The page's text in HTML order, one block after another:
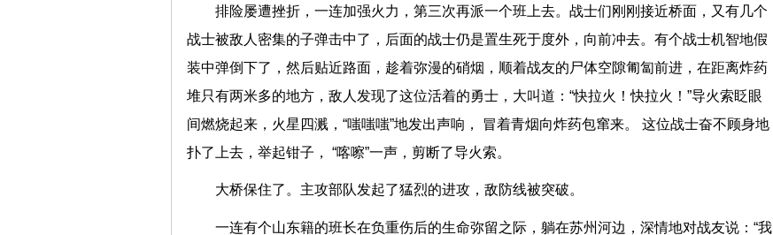
排险屡遭挫折，一连加强火力，第三次再派一个班上去。战士们刚刚接近桥面，又有几个
战士被敌人密集的子弹击中了，后面的战士仍是置生死于度外，向前冲去。有个战士机智地假
装中弹倒下了，然后贴近路面，趁着弥漫的硝烟，顺着战友的尸体空隙匍匐前进，在距离炸药
堆只有两米多的地方，敌人发现了这位活着的勇士，大叫道：“快拉火！快拉火！”导火索眨眼
间燃烧起来，火星四溅，“嗤嗤嗤”地发出声响， 冒着青烟向炸药包窜来。 这位战士奋不顾身地
扑了上去，举起钳子， “喀嚓”一声，剪断了导火索。
大桥保住了。主攻部队发起了猛烈的进攻，敌防线被突破。
一连有个山东籍的班长在负重伤后的生命弥留之际，躺在苏州河边，深情地对战友说：“我